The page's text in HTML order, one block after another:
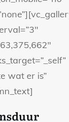
wat er is”